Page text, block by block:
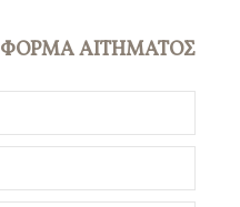
ΦΟΡΜΑ ΑΙΤΗΜΑΤΟΣ